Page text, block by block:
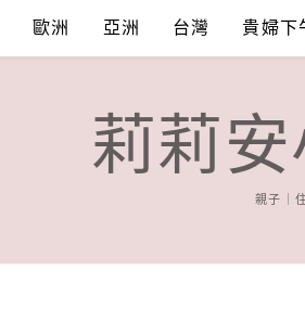
歐洲 亞洲 台灣 貴婦下
莉莉
親子｜